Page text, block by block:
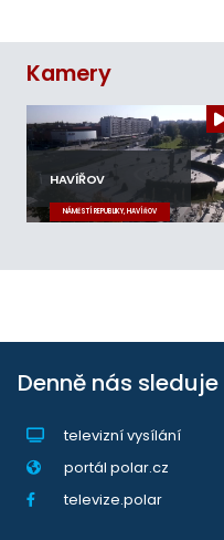
Kamery
HAVÍŘOV
NÁMĚSTÍ REPUBLIKY, HAVÍŘOV
Denně nás sleduje
televizní vysílání
portál polar.cz
televize.polar